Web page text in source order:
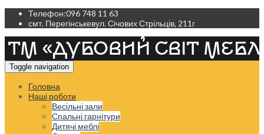
Телефон:096 748 11 63
смт. Перегінськевул. Січових Стрільців, 211г
Toggle navigation
Головна
Наші роботи
Весільні зали
Спальні гарнітури
Дитячі меблі